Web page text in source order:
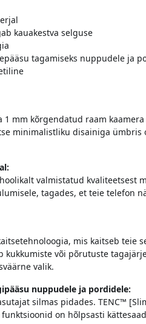
kauakestva selguse
tagamiseks nuppudele ja
1 mm kõrgendatud raam
minimalistliku disainiga ümbris
valmistatud kvaliteetsest
tagades, et teie telefon
mis kaitseb teie
või põrutuste
valik.
nuppudele ja pordidele:
silmas pidades. TENC™
on hõlpsasti